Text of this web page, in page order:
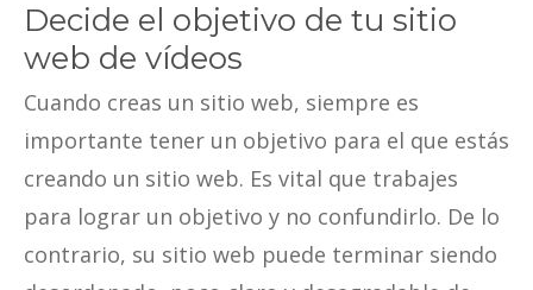
Decide el objetivo de tu sitio
web de vídeos
Cuando creas un sitio web, siempre es
importante tener un objetivo para el que estás
creando un sitio web. Es vital que trabajes
para lograr un objetivo y no confundirlo. De lo
contrario, su sitio web puede terminar siendo